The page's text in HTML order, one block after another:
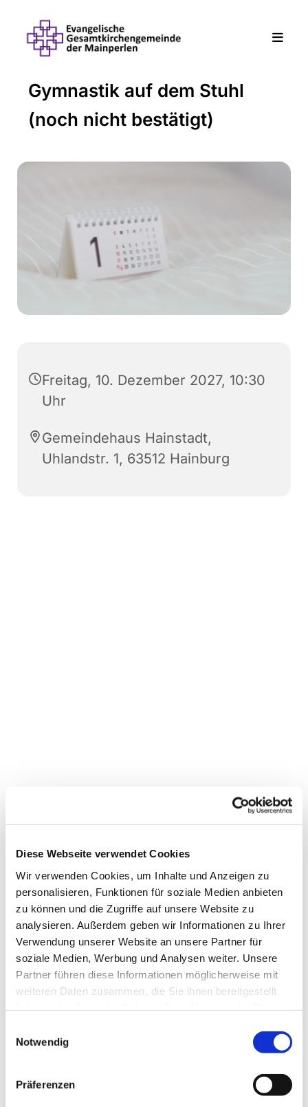
Diese Webseite verwendet Cookies
Wir verwenden Cookies, um Inhalte und Anzeigen zu
personalisieren, Funktionen für soziale Medien anbieten
zu können und die Zugriffe auf unsere Website zu
analysieren. Außerdem geben wir Informationen zu Ihrer
Verwendung unserer Website an unsere Partner für
soziale Medien, Werbung und Analysen weiter. Unsere
Partner führen diese Informationen möglicherweise mit
weiteren Daten zusammen, die Sie ihnen bereitgestellt
Notwendig
Präferenzen
Gymnastik auf dem Stuhl
(noch nicht bestätigt)
Freitag, 10. Dezember 2027, 10:30
Uhr
Gemeindehaus Hainstadt,
Uhlandstr. 1, 63512 Hainburg
Dies könnte Sie auch
interessieren